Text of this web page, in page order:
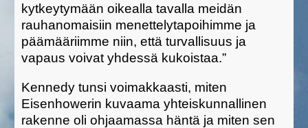
kytkeytymään oikealla tavalla meidän
rauhanomaisiin menettelytapoihimme ja
päämääriimme niin, että turvallisuus ja
vapaus voivat yhdessä kukoistaa.”
Kennedy tunsi voimakkaasti, miten
Eisenhowerin kuvaama yhteiskunnallinen
rakenne oli ohjaamassa häntä ja miten sen